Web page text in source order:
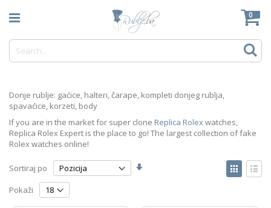
to
0
Donje rublje: gaćice, halteri, čarape, kompleti donjeg rublja,
spavaćice, korzeti, body
If you are in the market for super clone Replica Rolexwatches,
Replica Rolex Expert is the place to go! The largest collection of fake
Rolex watches online!
Sortiraj po
Postavi
View
as
Pokaži